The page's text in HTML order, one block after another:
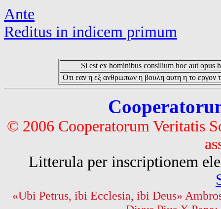
Ante
Reditus in indicem primum
Si est ex hominibus consilium hoc aut opus
Οτι εαν η εξ ανθρωπων η βουλη αυτη η το εργον
© 2006 Cooperatorum Veritatis
Litterula per inscriptionem
«Ubi Petrus, ibi Ecclesia, ibi Deus»